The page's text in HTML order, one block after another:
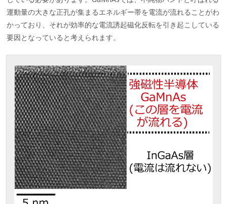
運動量の大きな正孔が集まるエネルギー帯を電流が流れることがわ
かっており、それが効率的な電流誘起磁化反転を引き起こしている
要因となっていると考えられます。